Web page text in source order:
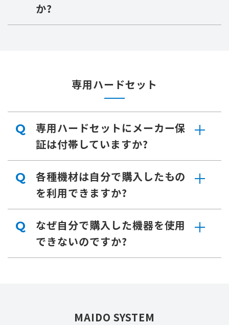
か?
専用ハードセット
Q
専用ハードセットにメーカー保
証は付帯していますか?
Q
各種機材は自分で購入したもの
を利用できますか?
Q
なぜ自分で購入した機器を使用
できないのですか?
MAIDO SYSTEM